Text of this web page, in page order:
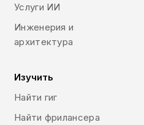
Услуги ИИ
Инженерия и
архитектура
Изучить
Найти гиг
Найти фрилансера